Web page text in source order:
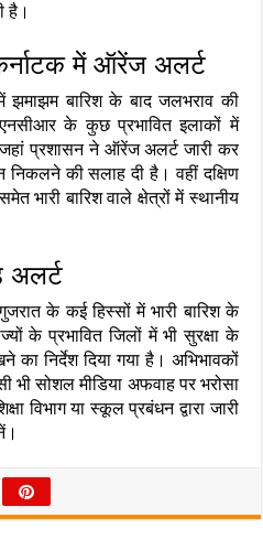
है।
में ऑरेंज अलर्ट
झमाझम बारिश के बाद जलभराव की
के कुछ प्रभावित इलाकों में
प्रशासन ने ऑरेंज अलर्ट जारी कर
निकलने की सलाह दी है। वहीं दक्षिण
भारी बारिश वाले क्षेत्रों में स्थानीय
अलर्ट
के कई हिस्सों में भारी बारिश के
के प्रभावित जिलों में भी सुरक्षा के
निर्देश दिया गया है। अभिभावकों
भी सोशल मीडिया अफवाह पर भरोसा
विभाग या स्कूल प्रबंधन द्वारा जारी